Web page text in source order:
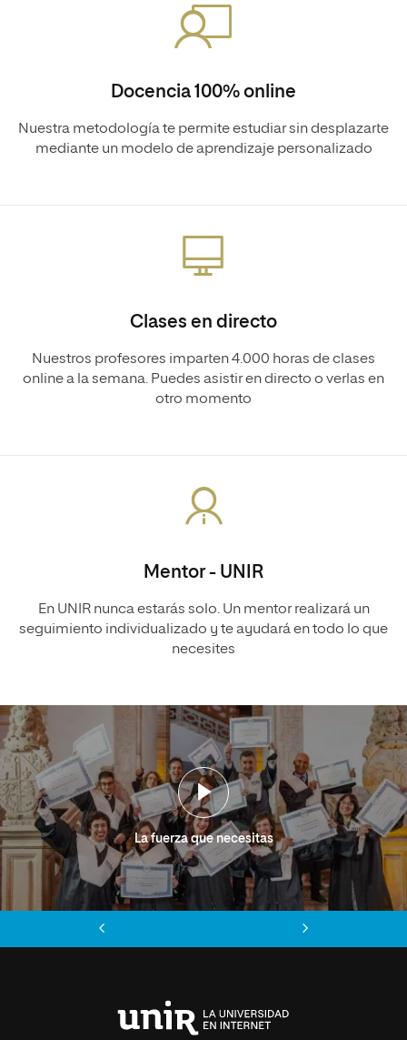
Docencia 100% online
Nuestra metodología te permite estudiar sin desplazarte
mediante un modelo de aprendizaje personalizado
Clases en directo
Nuestros profesores imparten 4.000 horas de clases
online a la semana. Puedes asistir en directo o verlas en
otro momento
Mentor - UNIR
En UNIR nunca estarás solo. Un mentor realizará un
seguimiento individualizado y te ayudará en todo lo que
necesites
La fuerza que necesitas